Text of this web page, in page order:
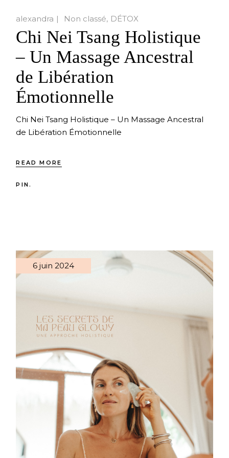
alexandra Non classé DÉTOX
Chi Nei Tsang Holistique
– Un Massage Ancestral
de Libération
Émotionnelle
Chi Nei Tsang Holistique – Un Massage Ancestral
de Libération Émotionnelle
READ MORE
PIN.
6 juin 2024